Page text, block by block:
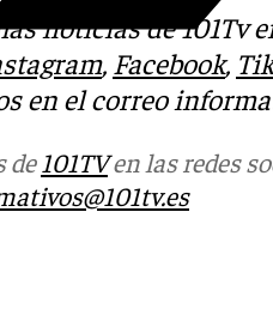
noticias de 101Tv
, Facebook,
en el correo
de101TVen las redes